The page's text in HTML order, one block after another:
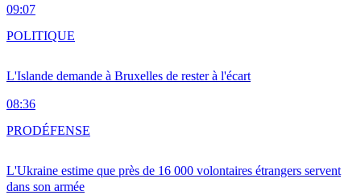
09:07
L'Islande demande à Bruxelles de rester à l'écart
08:36
POLITIQUE
L'Ukraine estime que près de 16 000 volontaires étrangers servent
dans son armée
PRODÉFENSE